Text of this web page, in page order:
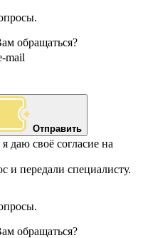
обращаться?
mail
Отправить
даю своё согласие на
передали специалисту.
обращаться?